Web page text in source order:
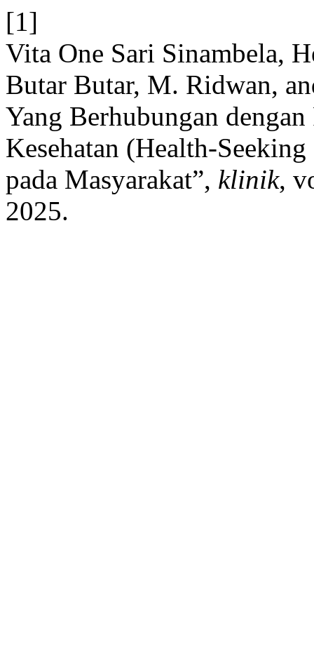
[1]
Vita One Sari Sinambela,
Butar Butar, M. Ridwan,
Yang Berhubungan
Kesehatan (Health-
pada Masyarakat”, klinik,
2025.